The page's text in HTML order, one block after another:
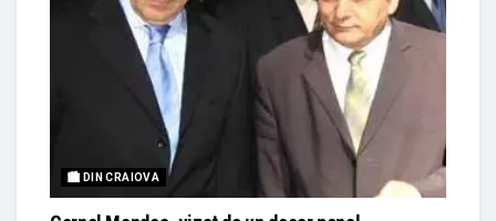
🏙 DIN CRAIOVA